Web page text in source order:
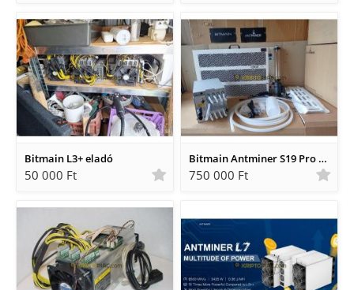
Bitmain L3+ eladó
50 000 Ft
Bitmain Antminer S19 Pro + Hydro 198 ths vízhűtéses bitcoin miner.
750 000 Ft